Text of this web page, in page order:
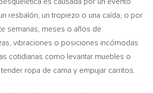
resbalón, un tropiezo o una caída, o por
semanas, meses o años de
vibraciones o posiciones incómodas
cotidianas como levantar muebles o
ropa de cama y empujar carritos.